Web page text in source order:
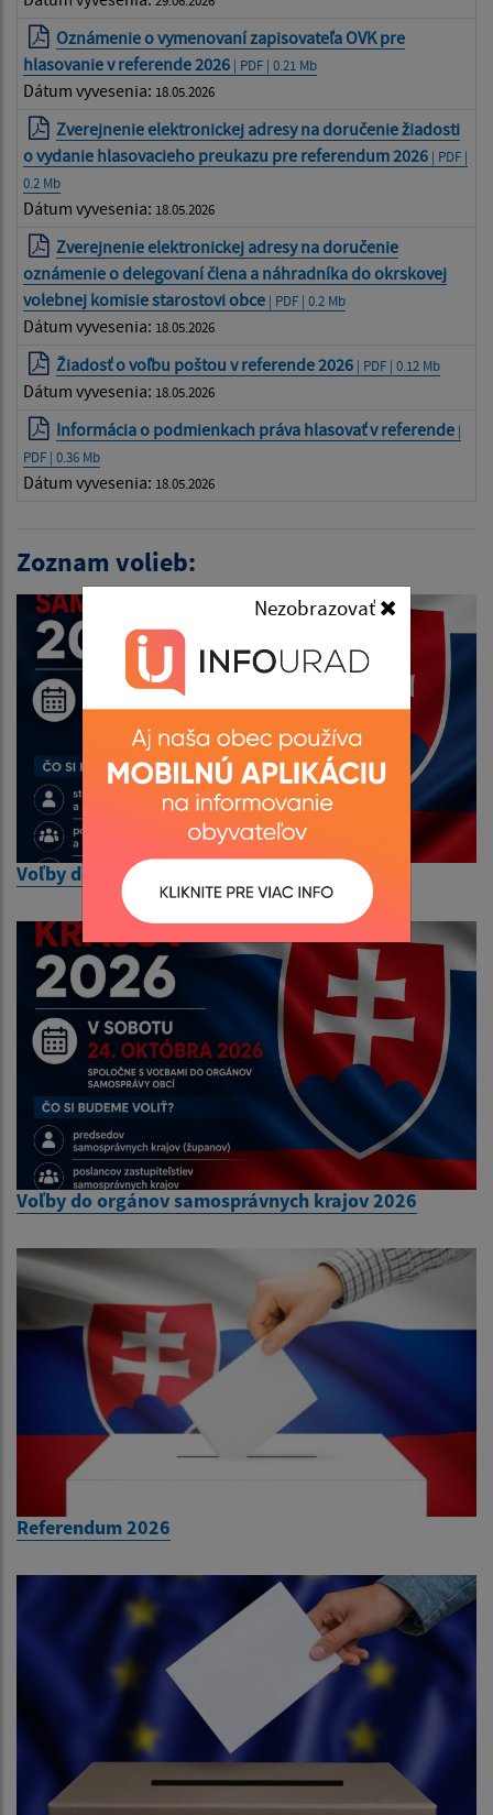
Nezobrazovať
Oznámenie o vymenovaní zapisovateľa OVK pre
hlasovanie v referende 2026 | PDF | 0.21 Mb
Dátum vyvesenia: 18.05.2026
Zverejnenie elektronickej adresy na doručenie žiadosti
o vydanie hlasovacieho preukazu pre referendum 2026 | PDF |
0.2 Mb
Dátum vyvesenia: 18.05.2026
Zverejnenie elektronickej adresy na doručenie
oznámenie o delegovaní člena a náhradníka do okrskovej
volebnej komisie starostovi obce | PDF | 0.2 Mb
Dátum vyvesenia: 18.05.2026
Žiadosť o voľbu poštou v referende 2026 | PDF | 0.12 Mb
Dátum vyvesenia: 18.05.2026
Informácia o podmienkach práva hlasovať v referende |
PDF | 0.36 Mb
Dátum vyvesenia: 18.05.2026
Zoznam volieb:
Voľby do orgánov samosprávy obcí 2026
Voľby do orgánov samosprávnych krajov 2026
Referendum 2026